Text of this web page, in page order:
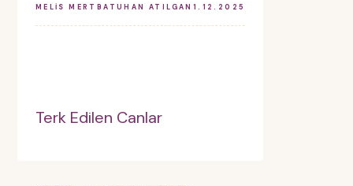
MELIS MERT BATUHAN ATILGAN 1.12.2025
Terk Edilen Canlar